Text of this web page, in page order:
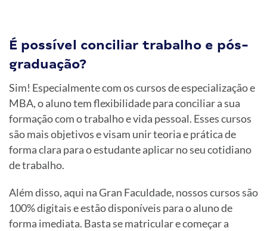
É possível conciliar trabalho e pós-
graduação?
Sim! Especialmente com os cursos de especialização e
MBA, o aluno tem flexibilidade para conciliar a sua
formação com o trabalho e vida pessoal. Esses cursos
são mais objetivos e visam unir teoria e prática de
forma clara para o estudante aplicar no seu cotidiano
de trabalho.
Além disso, aqui na Gran Faculdade, nossos cursos são
100% digitais e estão disponíveis para o aluno de
forma imediata. Basta se matricular e começar a